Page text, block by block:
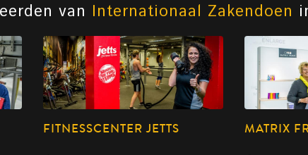
van Internationaal Zakendoen
FITNESSCENTER JETTS MATRIX